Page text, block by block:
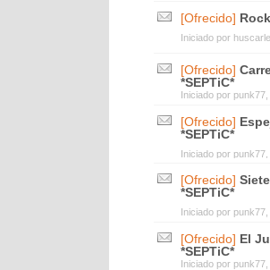
[Ofrecido]
Iniciado por huscarle
[Ofrecido]
*SEPTiC*
Iniciado por punk77
[Ofrecido]
*SEPTiC*
Iniciado por punk77
[Ofrecido]
*SEPTiC*
Iniciado por punk77
[Ofrecido] El
*SEPTiC*
Iniciado por punk77